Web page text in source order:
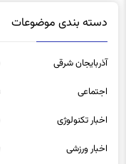
آذربایجان شرقی
اجتماعی
اخبار تکنولوژی
اخبار ورزشی
اصفهان